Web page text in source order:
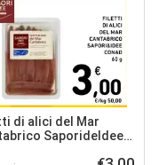
di alici del Mar
SaporideIdee